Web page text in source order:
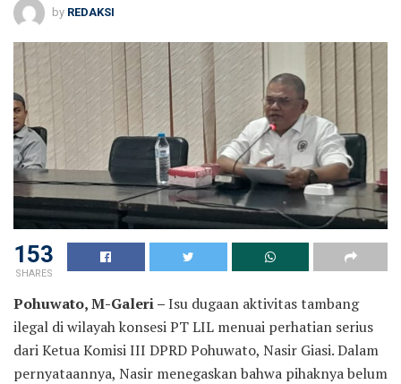
by REDAKSI
153
SHARES
Pohuwato, M-Galeri –Isu dugaan aktivitas tambang
ilegal di wilayah konsesi PT LIL menuai perhatian serius
dari Ketua Komisi III DPRD Pohuwato, Nasir Giasi. Dalam
pernyataannya, Nasir menegaskan bahwa pihaknya belum